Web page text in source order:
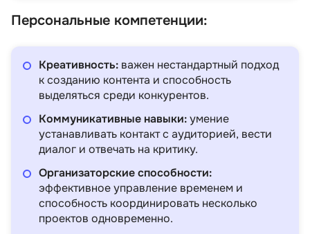
Персональные компетенции:
Креативность: важен нестандартный подход
к созданию контента и способность
выделяться среди конкурентов.
Коммуникативные навыки:умение
устанавливать контакт с аудиторией, вести
диалог и отвечать на критику.
Организаторские способности:
эффективное управление временем и
способность координировать несколько
проектов одновременно.